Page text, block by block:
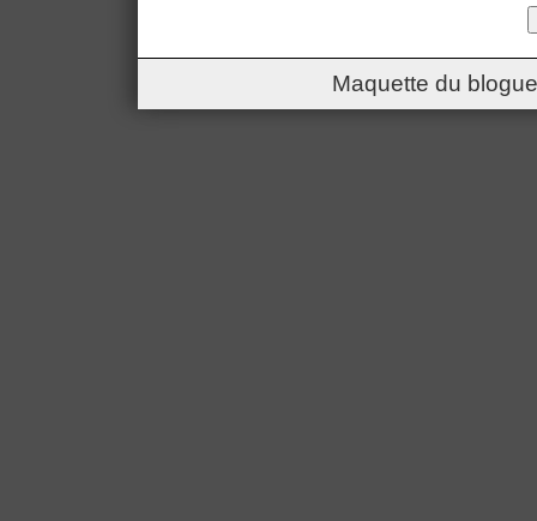
Maquette du